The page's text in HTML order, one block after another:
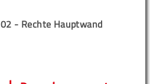
- Rechte Hauptwand